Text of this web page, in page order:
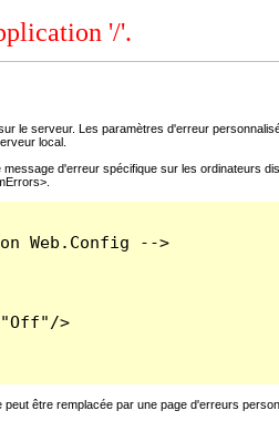
'/'.
le serveur. Les paramètres d'erreur
local.
d'erreur spécifique sur les ordinateurs
Web.Config -->
>
être remplacée par une page d'erreurs